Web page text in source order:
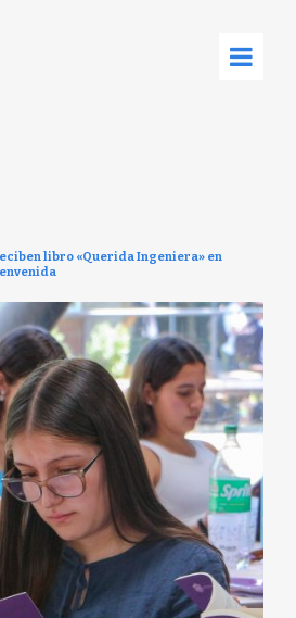
libro «Querida Ingeniera» en